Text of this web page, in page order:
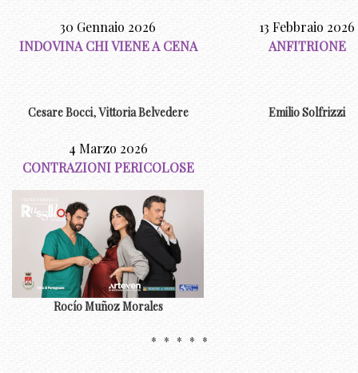
30 Gennaio 2026
INDOVINA CHI VIENE A CENA
13 Febbraio 2026
ANFITRIONE
Cesare Bocci,Vittoria Belvedere Emilio Solfrizzi
4 Marzo 2026
CONTRAZIONI PERICOLOSE
Rocío Muñoz Morales
* * * * *